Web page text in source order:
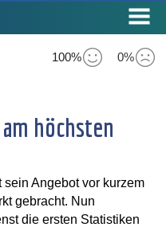
100% 0%
höchsten
Angebot vor kurzem
gebracht. Nun
die ersten Statistiken